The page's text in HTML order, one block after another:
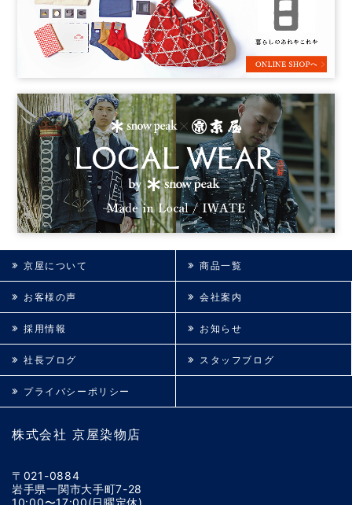
株式会社 京屋染物店
〒021-0884
岩手県一関市大手町7-28
10:00〜17:00(日曜定休)
京屋について 商品一覧
お客様の声 会社案内
採用情報 お知らせ
社長ブログ スタッフブログ
プライバシーポリシー